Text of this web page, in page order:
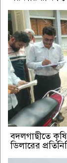
বদলগাছীতে
ডিলারের